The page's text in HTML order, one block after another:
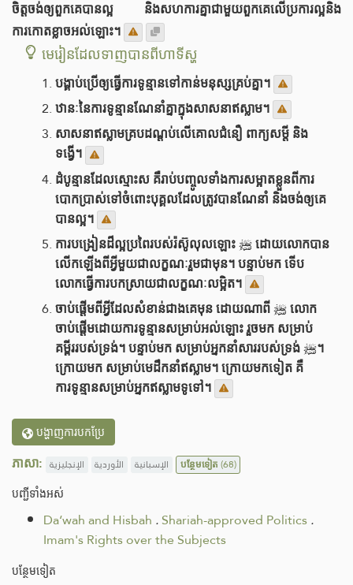
ចិត្តចង់ឲ្យពួកគេបានល្អ និងសហការគ្នាជាមួយពួកគេលើប្រការល្អនិង
ការកោតខ្លាចអល់ឡោះ។
មេរៀនដែលទាញបានពីហាទីស្ហ
បង្គាប់ប្រើឲ្យធ្វើការទូន្មានទៅកាន់មនុស្សគ្រប់គ្នា។
ឋានៈនៃការទូន្មានណែនាំគ្នាក្នុងសាសនាឥស្លាម។
សាសនាឥស្លាមគ្របដណ្តប់លើគោលជំនឿ ពាក្យសម្តី និង
ទង្វើ។
ដំបូន្មានដែលស្មោះស គឺរាប់បញ្ចូលទាំងការសម្អាតខ្លួនពីការ
បោកប្រាស់ទៅចំពោះបុគ្គលដែលត្រូវបានណែនាំ និងចង់ឲ្យគេ
បានល្អ។
ការបង្រៀនដ៏ល្អប្រពៃរបស់រ៉ស៊ូលុលឡោះ ﷺ ដោយលោកបាន
លើកឡើងពីអ្វីមួយជាលក្ខណៈរួមជាមុន។ បន្ទាប់មក ទើប
លោកធ្វើការបកស្រាយជាលក្ខណៈលម្អិត។
ចាប់ផ្តើមពីអ្វីដែលសំខាន់ជាងគេមុន ដោយណាពី ﷺ លោក
ចាប់ផ្តើមដោយការទូន្មានសម្រាប់អល់ឡោះ រួចមក សម្រាប់
គម្ពីររបស់ទ្រង់។ បន្ទាប់មក សម្រាប់អ្នកនាំសាររបស់ទ្រង់ ﷺ។
ក្រោយមក សម្រាប់មេដឹកនាំឥស្លាម។ ក្រោយមកទៀត គឺ
ការទូន្មានសម្រាប់អ្នកឥស្លាមទូទៅ។
បង្ហាញការបកប្រែ
ភាសា: الإنجليزية الأوردية الإسبانية បន្ថែមទៀត(68)
បញ្ជីទាំងអស់
Da‘wah and Hisbah .Shariah-approved Politics.
Imam's Rights over the Subjects
បន្ថែមទៀត